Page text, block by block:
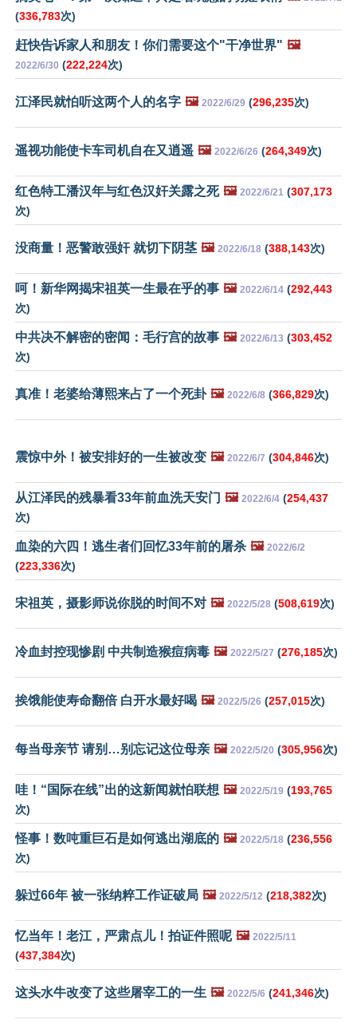
(336,783次)
赶快告诉家人和朋友！你们需要这个"干净世界" 🖼️
2022/6/30 (222,224次)
江泽民就怕听这两个人的名字 🖼️ 2022/6/29 (296,235次)
遥视功能使卡车司机自在又逍遥 🖼️ 2022/6/26 (264,349次)
红色特工潘汉年与红色汉奸关露之死 🖼️ 2022/6/21 (307,173
次)
没商量！恶警敢强奸 就切下阴茎 🖼️ 2022/6/18 (388,143次)
呵！新华网揭宋祖英一生最在乎的事 🖼️ 2022/6/14 (292,443
次)
中共决不解密的密闻：毛行宫的故事 🖼️ 2022/6/13 (303,452
次)
真准！老婆给薄熙来占了一个死卦 🖼️ 2022/6/8 (366,829次)
震惊中外！被安排好的一生被改变 🖼️ 2022/6/7 (304,846次)
从江泽民的残暴看33年前血洗天安门 🖼️ 2022/6/4 (254,437
次)
血染的六四！逃生者们回忆33年前的屠杀 🖼️ 2022/6/2
(223,336次)
宋祖英，摄影师说你脱的时间不对 🖼️ 2022/5/28 (508,619次)
冷血封控现惨剧 中共制造猴痘病毒 🖼️ 2022/5/27 (276,185次)
挨饿能使寿命翻倍 白开水最好喝 🖼️ 2022/5/26 (257,015次)
每当母亲节 请别…别忘记这位母亲 🖼️ 2022/5/20 (305,956次)
哇！“国际在线”出的这新闻就怕联想 🖼️ 2022/5/19 (193,765
次)
怪事！数吨重巨石是如何逃出湖底的 🖼️ 2022/5/18 (236,556
次)
躲过66年 被一张纳粹工作证破局 🖼️ 2022/5/12 (218,382次)
忆当年！老江，严肃点儿！拍证件照呢 🖼️ 2022/5/11
(437,384次)
这头水牛改变了这些屠宰工的一生 🖼️ 2022/5/6 (241,346次)